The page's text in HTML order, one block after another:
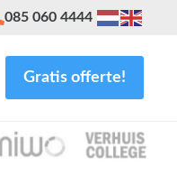
085 060 4444
Gratis offerte!